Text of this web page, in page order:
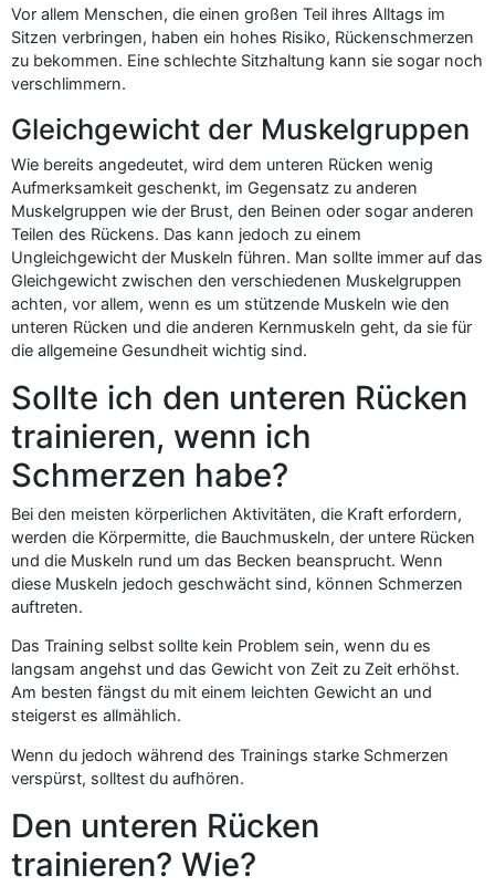
Vor allem Menschen, die einen großen Teil ihres Alltags im
Sitzen verbringen, haben ein hohes Risiko, Rückenschmerzen
zu bekommen. Eine schlechte Sitzhaltung kann sie sogar noch
verschlimmern.
Gleichgewicht der Muskelgruppen
Wie bereits angedeutet, wird dem unteren Rücken wenig
Aufmerksamkeit geschenkt, im Gegensatz zu anderen
Muskelgruppen wie der Brust, den Beinen oder sogar anderen
Teilen des Rückens. Das kann jedoch zu einem
Ungleichgewicht der Muskeln führen. Man sollte immer auf das
Gleichgewicht zwischen den verschiedenen Muskelgruppen
achten, vor allem, wenn es um stützende Muskeln wie den
unteren Rücken und die anderen Kernmuskeln geht, da sie für
die allgemeine Gesundheit wichtig sind.
Sollte ich den unteren Rücken
trainieren, wenn ich
Schmerzen habe?
Bei den meisten körperlichen Aktivitäten, die Kraft erfordern,
werden die Körpermitte, die Bauchmuskeln, der untere Rücken
und die Muskeln rund um das Becken beansprucht. Wenn
diese Muskeln jedoch geschwächt sind, können Schmerzen
auftreten.
Das Training selbst sollte kein Problem sein, wenn du es
langsam angehst und das Gewicht von Zeit zu Zeit erhöhst.
Am besten fängst du mit einem leichten Gewicht an und
steigerst es allmählich.
Wenn du jedoch während des Trainings starke Schmerzen
verspürst, solltest du aufhören.
Den unteren Rücken
trainieren? Wie?